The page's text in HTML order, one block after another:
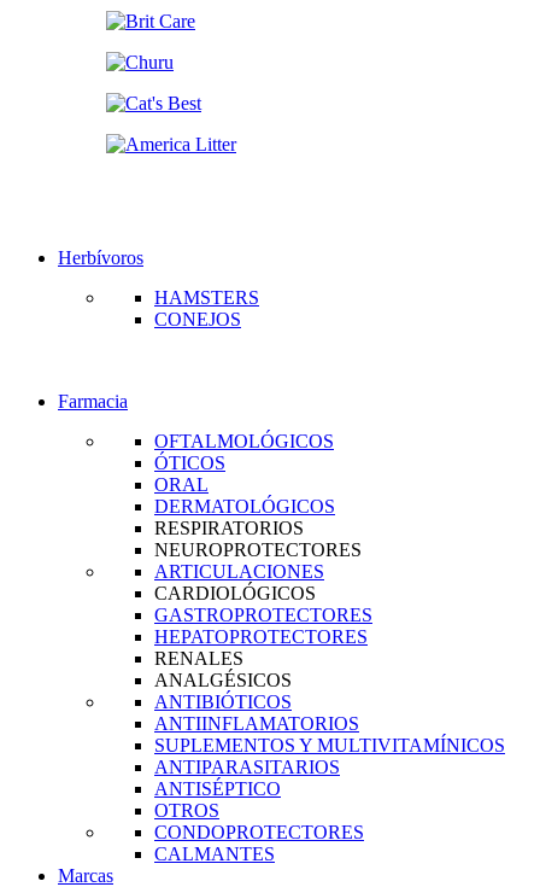
Herbívoros
HAMSTERS
CONEJOS
Farmacia
OFTALMOLÓGICOS
ÓTICOS
ORAL
DERMATOLÓGICOS
RESPIRATORIOS
NEUROPROTECTORES
ARTICULACIONES
CARDIOLÓGICOS
GASTROPROTECTORES
HEPATOPROTECTORES
RENALES
ANALGÉSICOS
ANTIBIÓTICOS
ANTIINFLAMATORIOS
SUPLEMENTOS Y MULTIVITAMÍNICOS
ANTIPARASITARIOS
ANTISÉPTICO
OTROS
CONDOPROTECTORES
CALMANTES
Marcas